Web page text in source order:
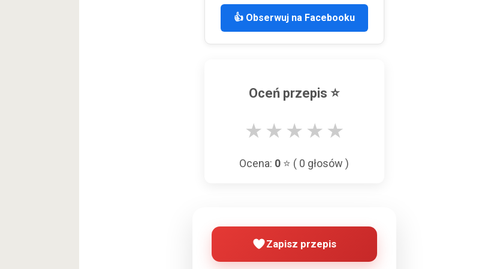
👍 Obserwuj na Facebooku
Oceń przepis ⭐
★ ★ ★ ★ ★
Ocena: 0 ⭐ ( 0 głosów )
Zapisz przepis